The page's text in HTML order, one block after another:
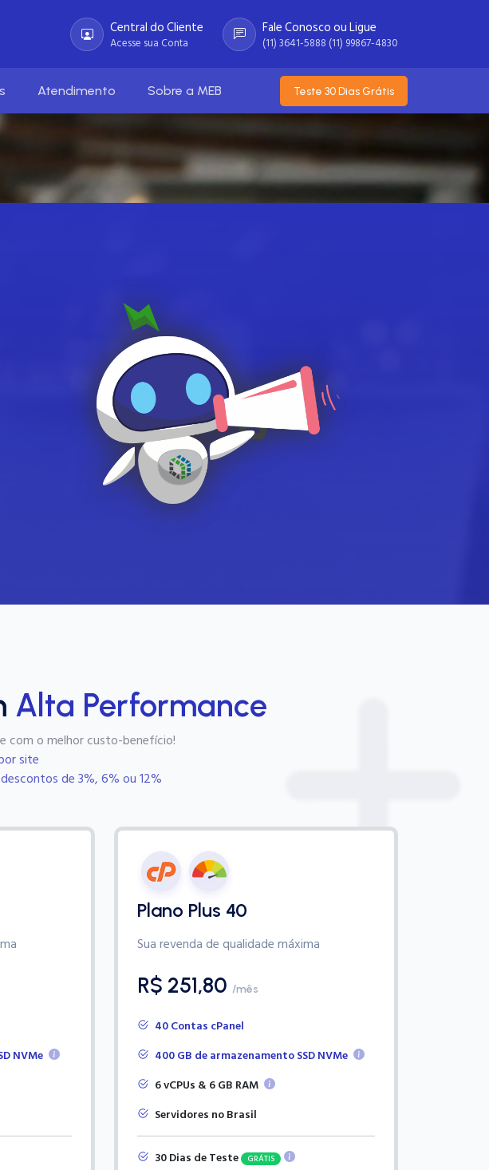
Central do Cliente
Acesse sua Conta
Fale Conosco ou Ligue
(11) 3641-5888 (11) 99867-4830
Atendimento Sobre a MEB Teste 30 Dias Grátis
Alta Performance
com o melhor custo-benefício!
site
de 3%, 6% ou 12%
NVMe
Plano Plus 40
Sua revenda de qualidade máxima
R$ 251,80 /mês
40 Contas cPanel
400 GB de armazenamento SSD NVMe
6 vCPUs & 6 GB RAM
Servidores no Brasil
30 Dias de Teste GRÁTIS